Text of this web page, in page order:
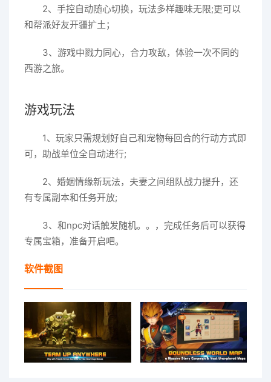
2、手控自动随心切换，玩法多样趣味无限;更可以
和帮派好友开疆扩土；
3、游戏中戮力同心，合力攻敌，体验一次不同的
西游之旅。
游戏玩法
1、玩家只需规划好自己和宠物每回合的行动方式即
可，助战单位全自动进行;
2、婚姻情缘新玩法，夫妻之间组队战力提升，还
有专属副本和任务开放;
3、和npc对话触发随机。。，完成任务后可以获得
专属宝箱，准备开启吧。
软件截图